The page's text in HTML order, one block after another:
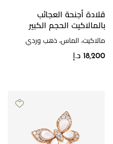
قلادة أجنحة العجائب
بالمالاكيت الحجم الكبير
مالاكيت، الماس، ذهب وردي
18,200 د.إ